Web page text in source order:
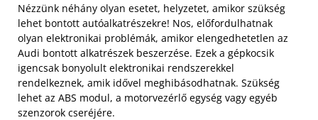
Nézzünk néhány olyan esetet, helyzetet, amikor szükség
lehet bontott autóalkatrészekre! Nos, előfordulhatnak
olyan elektronikai problémák, amikor elengedhetetlen az
Audi bontott alkatrészek beszerzése. Ezek a gépkocsik
igencsak bonyolult elektronikai rendszerekkel
rendelkeznek, amik idővel meghibásodhatnak. Szükség
lehet az ABS modul, a motorvezérlő egység vagy egyéb
szenzorok cseréjére.